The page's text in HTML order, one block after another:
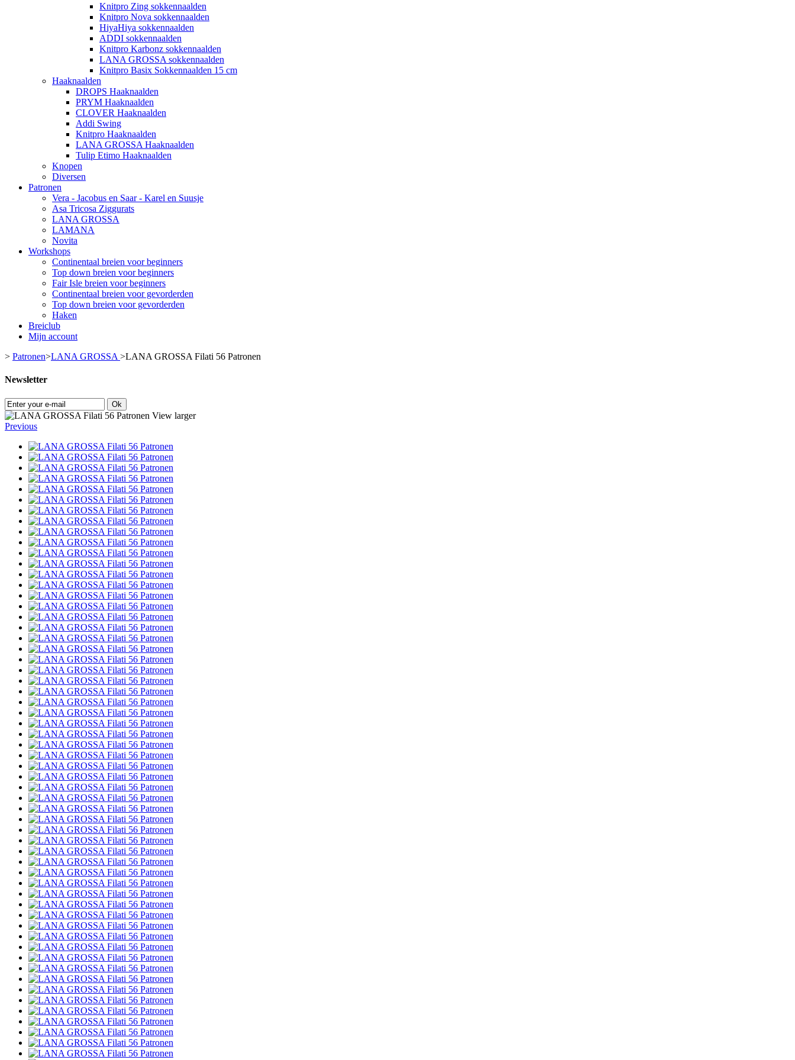
Knitpro Zing sokkennaalden
Knitpro Nova sokkennaalden
HiyaHiya sokkennaalden
ADDI sokkennaalden
Knitpro Karbonz sokkennaalden
LANA GROSSA sokkennaalden
Knitpro Basix Sokkennaalden 15 cm
Haaknaalden
DROPS Haaknaalden
PRYM Haaknaalden
CLOVER Haaknaalden
Addi Swing
Knitpro Haaknaalden
LANA GROSSA Haaknaalden
Tulip Etimo Haaknaalden
Knopen
Diversen
Patronen
Vera - Jacobus en Saar - Karel en Suusje
Asa Tricosa Ziggurats
LANA GROSSA
LAMANA
Novita
Workshops
Continentaal breien voor beginners
Top down breien voor beginners
Fair Isle breien voor beginners
Continentaal breien voor gevorderden
Top down breien voor gevorderden
Haken
Breiclub
Mijn account
> Patronen>LANA GROSSA >LANA GROSSA Filati 56 Patronen
Newsletter
Ok
View larger
Previous